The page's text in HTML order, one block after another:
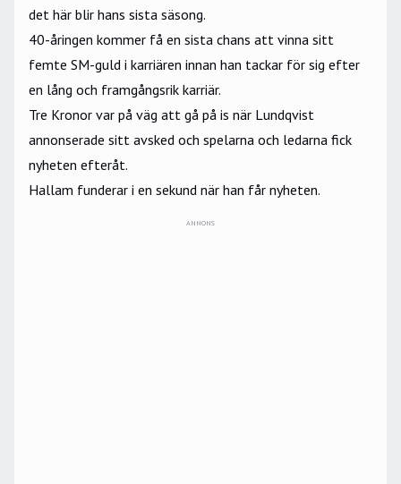
det här blir hans sista säsong.
40-åringen kommer få en sista chans att vinna sitt
femte SM-guld i karriären innan han tackar för sig efter
en lång och framgångsrik karriär.
Tre Kronor var på väg att gå på is när Lundqvist
annonserade sitt avsked och spelarna och ledarna fick
nyheten efteråt.
Hallam funderar i en sekund när han får nyheten.
ANNONS